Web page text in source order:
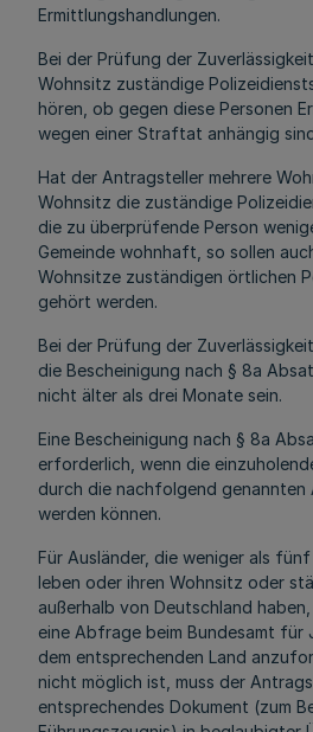
Ermittlungshandlungen.
Bei der Prüfung der
Wohnsitz zuständige
hören, ob gegen diese Personen
wegen einer Straftat anhängig
Hat der Antragsteller mehrere
Wohnsitz die zuständige
die zu überprüfende Person
Gemeinde wohnhaft, so sollen
Wohnsitze zuständigen örtlichen
gehört werden.
Bei der Prüfung der
die Bescheinigung nach § 8a
nicht älter als drei Monate sein.
Eine Bescheinigung nach § 8a
erforderlich, wenn die
durch die nachfolgend
werden können.
Für Ausländer, die weniger als
leben oder ihren Wohnsitz oder
außerhalb von Deutschland
eine Abfrage beim Bundesamt für
dem entsprechenden Land
nicht möglich ist, muss der
entsprechendes Dokument (zum